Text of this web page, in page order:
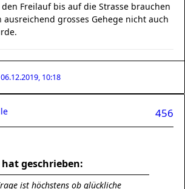
Freilauf bis auf die Strasse brauchen
ausreichend grosses Gehege nicht auch
06.12.2019, 10:18
456
hat geschrieben:
ist höchstens ob glückliche